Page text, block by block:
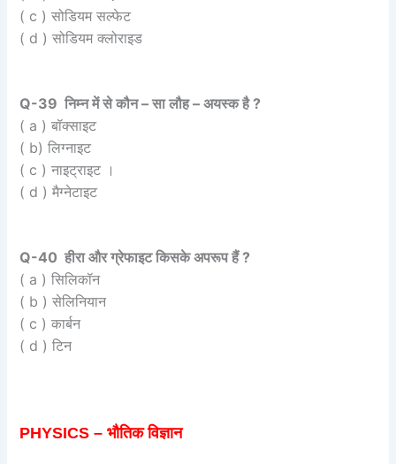
( c ) सोडियम सल्फेट
( d ) सोडियम क्लोराइड
Q-39 निम्न में से कौन – सा लौह – अयस्क है ?
( a ) बॉक्साइट
( b) लिग्नाइट
( c ) नाइट्राइट ।
( d ) मैग्नेटाइट
Q-40 हीरा और ग्रेफाइट किसके अपरूप हैं ?
( a ) सिलिकॉन
( b ) सेलिनियान
( c ) कार्बन
( d ) टिन
PHYSICS – भौतिक विज्ञान